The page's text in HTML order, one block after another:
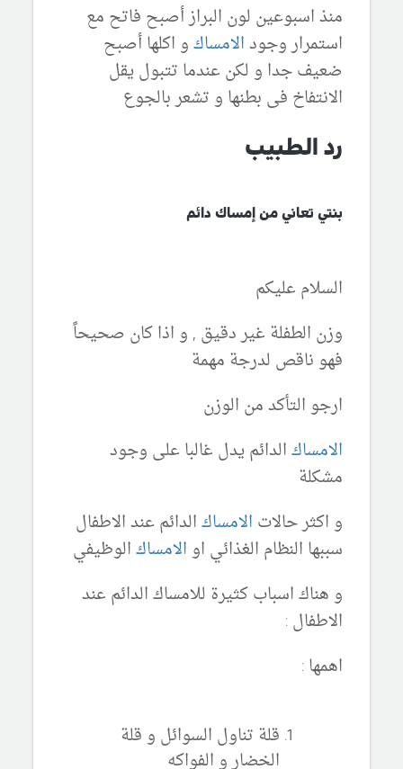
منذ اسبوعين لون البراز أصبح فاتح مع
استمرار وجودالامساكو اكلها أصبح
ضعيف جدا و لكن عندما تتبول يقل
الانتفاخ فى بطنها و تشعر بالجوع
رد الطبيب
بنتي تعاني من إمساك دائم
السلام عليكم
وزن الطفلة غير دقيق , و اذا كان صحيحاً
فهو ناقص لدرجة مهمة
ارجو التأكد من الوزن
الامساكالدائم يدل غالبا على وجود
مشكلة
و اكثر حالات الامساكالدائم عند الاطفال
سببها النظام الغذائي او الامساكالوظيفي
و هناك اسباب كثيرة للامساك الدائم عند
الاطفال :
اهمها :
قلة تناول السوائل و قلة
الخضار و الفواكه